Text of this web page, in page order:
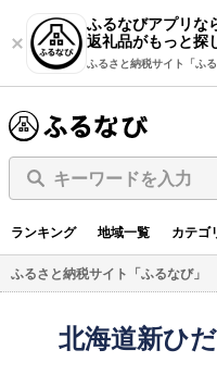
ふるなびアプリな
返礼品がもっと探
ふるさと納税サイト「ふる
キーワードを入力
ランキング 地域一覧 カテゴ
ふるさと納税サイト「ふるなび」
北海道新ひ